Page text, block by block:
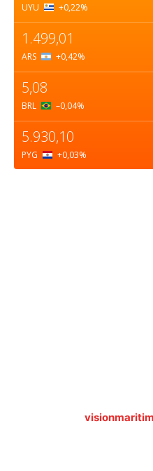
UYU +0,22%
1.499,01
ARS +0,42%
5,08
BRL –0,04%
5.930,10
PYG +0,03%